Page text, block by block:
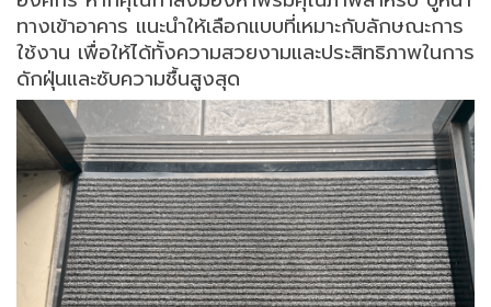
ทางเข้าอาคาร แนะนำให้เลือกแบบที่เหมาะกับลักษณะการ
ใช้งาน เพื่อให้ได้ทั้งความสวยงามและประสิทธิภาพในการ
ดักฝุ่นและซับความชื้นสูงสุด